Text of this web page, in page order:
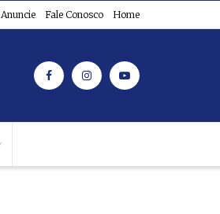
Anuncie Fale Conosco Home